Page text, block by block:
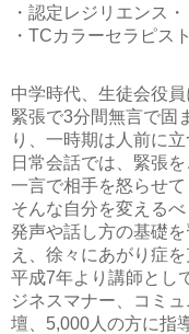
・認定レジリエンス
・TCカラーセラピスト
中学時代、生徒会役
緊張で3分間無言で固
り、一時期は人前に
日常会話では、緊張
一言で相手を怒らせて
そんな自分を変える
発声や話し方の基礎
え、徐々にあがり症を
平成7年より講師とし
ジネスマナー、コミ
壇、5,000人の方に指